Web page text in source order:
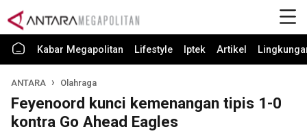
Kabar Megapolitan Lifestyle Iptek Artikel
ANTARA Olahraga
Feyenoord kunci kemenangan tipis 1-0
kontra Go Ahead Eagles